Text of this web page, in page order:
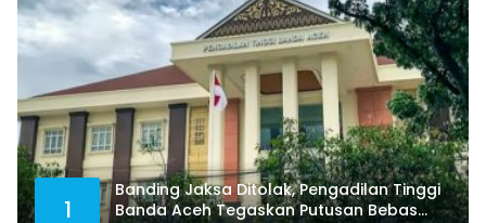
1
Banding Jaksa Ditolak, Pengadilan Tinggi
Banda Aceh Tegaskan Putusan Bebas